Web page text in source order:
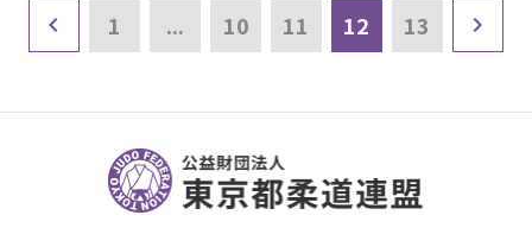
1 ... 10 11 12 13